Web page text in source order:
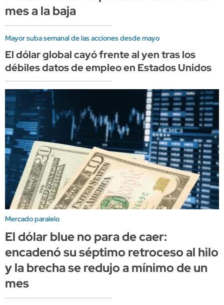
mes a la baja
Mayor suba semanal de las acciones desde mayo
El dólar global cayó frente al yen tras los
débiles datos de empleo en Estados Unidos
Mercado paralelo
El dólar blue no para de caer:
encadenó su séptimo retroceso al hilo
y la brecha se redujo a mínimo de un
mes